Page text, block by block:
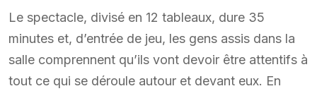
Le spectacle, divisé en 12 tableaux, dure 35
minutes et, d’entrée de jeu, les gens assis dans la
salle comprennent qu’ils vont devoir être attentifs à
tout ce qui se déroule autour et devant eux. En